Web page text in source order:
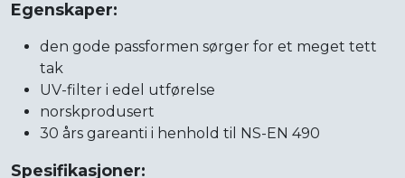
Egenskaper:
den gode passformen sørger for et meget tett
tak
UV-filter i edel utførelse
norskprodusert
30 års gareanti i henhold til NS-EN 490
Spesifikasjoner: